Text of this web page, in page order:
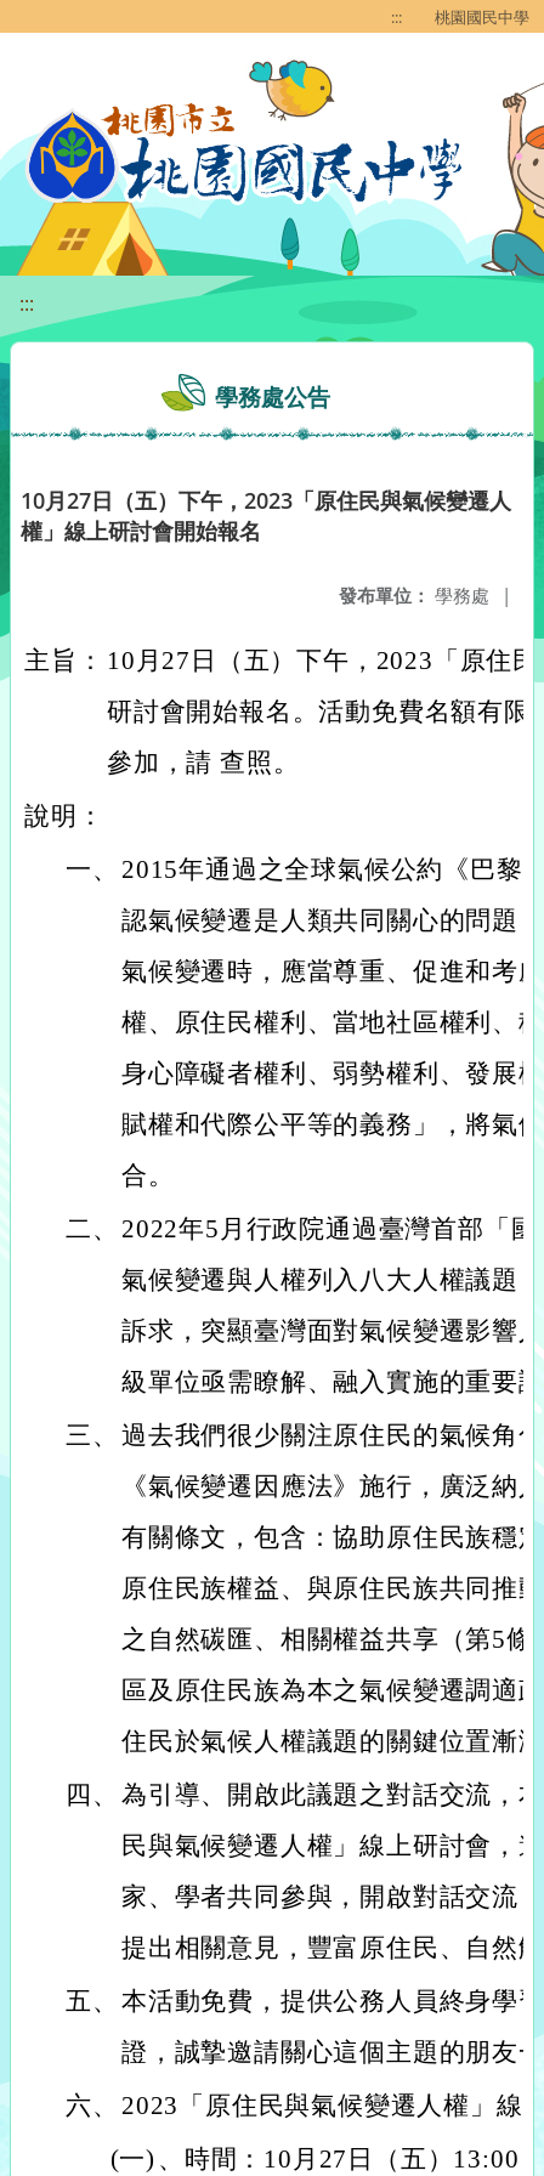
::: 桃園國民中學
:::
學務處公告
10月27日（五）下午，2023「原住民與氣候變遷人
權」線上研討會開始報名
發布單位： 學務處 |
主旨： 10月27日（五）下午，2023「原住
研討會開始報名。活動免費名額有限
參加，請 查照。
說明：
一、
2015年通過之全球氣候公約《巴黎
認氣候變遷是人類共同關心的問題
氣候變遷時，應當尊重、促進和考
權、原住民權利、當地社區權利、
身心障礙者權利、弱勢權利、發展
賦權和代際公平等的義務」，將氣
合。
二、
2022年5月行政院通過臺灣首部「
氣候變遷與人權列入八大人權議題
訴求，突顯臺灣面對氣候變遷影響
級單位亟需瞭解、融入實施的重要
三、 過去我們很少關注原住民的氣候角
《氣候變遷因應法》施行，廣泛納
有關條文，包含：協助原住民族穩
原住民族權益、與原住民族共同推
之自然碳匯、相關權益共享（第5
區及原住民族為本之氣候變遷調適
住民於氣候人權議題的關鍵位置漸
四、 為引導、開啟此議題之對話交流，
民與氣候變遷人權」線上研討會，
家、學者共同參與，開啟對話交流
提出相關意見，豐富原住民、自然
五、 本活動免費，提供公務人員終身學
證，誠摯邀請關心這個主題的朋友
六、
2023「原住民與氣候變遷人權」線
(一) 、時間：10月27日（五）13:00